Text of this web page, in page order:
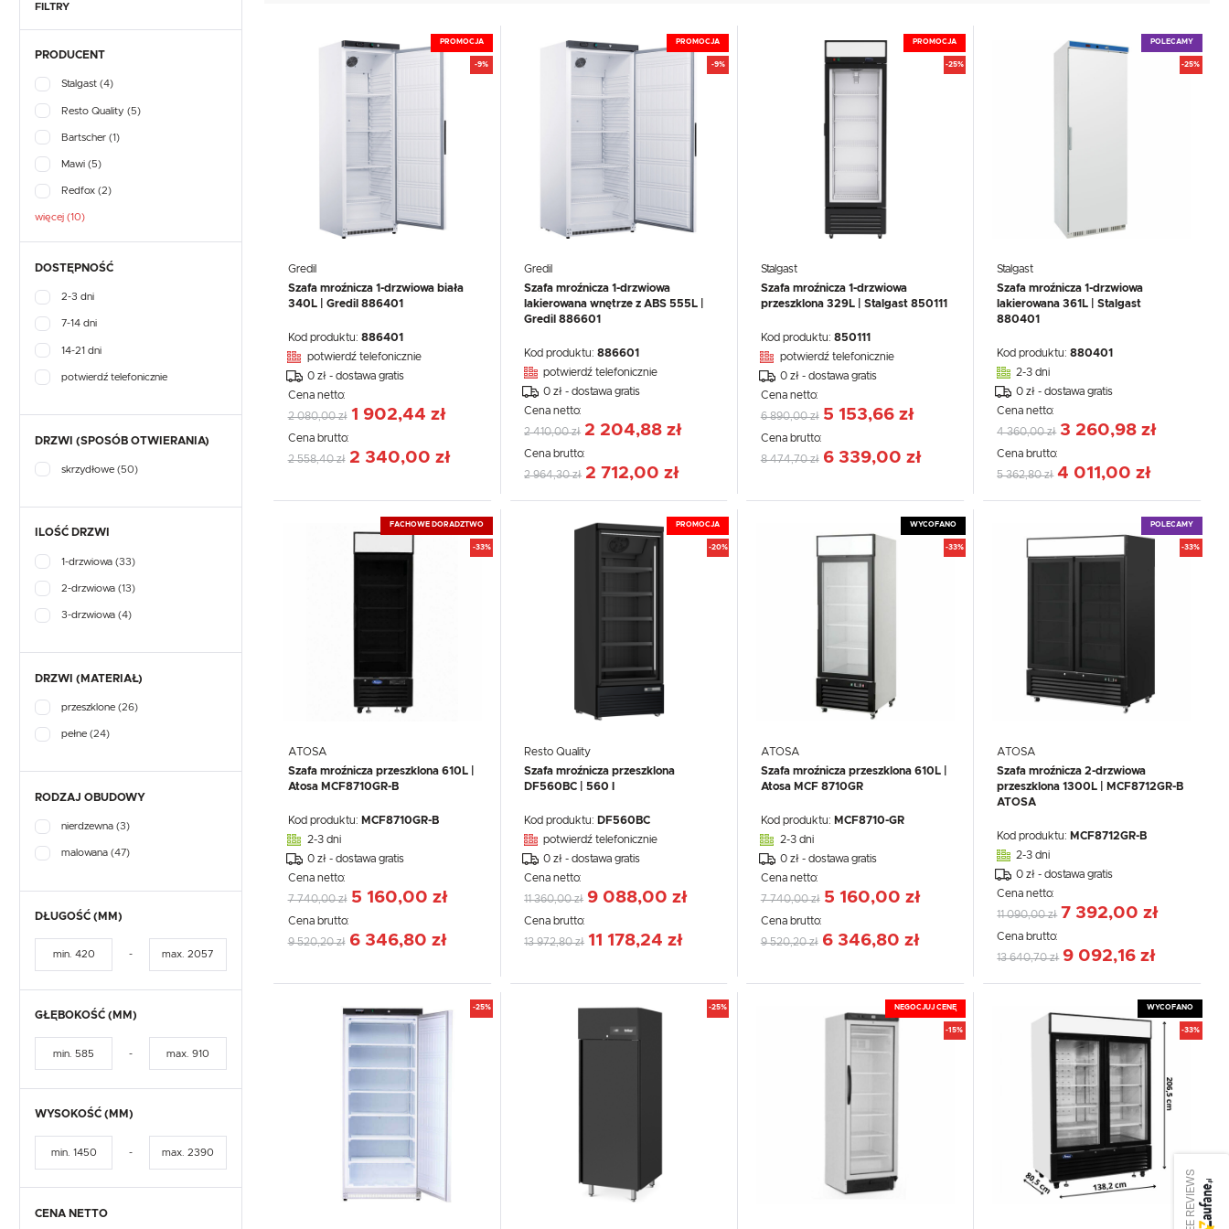
KUCHENNE
PRZECHOWYWANIE I
WYPOSAŻENIE
GASTRONOMICZNE
TRANSPORT
WYPOSAŻENIE
SKLEPÓW
FILTRY
PRODUCENT
Stalgast (4)
Resto Quality (5)
Bartscher (1)
Mawi (5)
Redfox (2)
więcej (10)
DOSTĘPNOŚĆ
2-3 dni
7-14 dni
14-21 dni
potwierdź telefonicznie
DRZWI (SPOSÓB OTWIERANIA)
skrzydłowe (50)
ILOŚĆ DRZWI
1-drzwiowa (33)
2-drzwiowa (13)
3-drzwiowa (4)
DRZWI (MATERIAŁ)
przeszklone (26)
pełne (24)
RODZAJ OBUDOWY
nierdzewna (3)
malowana (47)
DŁUGOŚĆ (MM)
-
GŁĘBOKOŚĆ (MM)
-
WYSOKOŚĆ (MM)
-
CENA NETTO
PROMOCJA
-9%
Gredil
Szafa mroźnicza 1-drzwiowa biała
340L | Gredil 886401
Kod produktu: 886401
potwierdź telefonicznie
0 zł - dostawa gratis
Cena netto:
2 080,00 zł 1 902,44 zł
Cena brutto:
2 558,40 zł 2 340,00 zł
PROMOCJA
-9%
Gredil
Szafa mroźnicza 1-drzwiowa
lakierowana wnętrze z ABS 555L |
Gredil 886601
Kod produktu:886601
potwierdź telefonicznie
0 zł - dostawa gratis
Cena netto:
2 410,00 zł 2 204,88 zł
Cena brutto:
2 964,30 zł 2 712,00 zł
PROMOCJA
-25%
Stalgast
Szafa mroźnicza 1-drzwiowa
przeszklona 329L | Stalgast 850111
Kod produktu: 850111
potwierdź telefonicznie
0 zł - dostawa gratis
Cena netto:
6 890,00 zł 5 153,66 zł
Cena brutto:
8 474,70 zł 6 339,00 zł
POLECAMY
-25%
Stalgast
Szafa mroźnicza 1-drzwiowa
lakierowana 361L | Stalgast
880401
Kod produktu:880401
2-3 dni
0 zł - dostawa gratis
Cena netto:
4 360,00 zł 3 260,98 zł
Cena brutto:
5 362,80 zł 4 011,00 zł
FACHOWE DORADZTWO
-33%
ATOSA
Szafa mroźnicza przeszklona 610L |
Atosa MCF8710GR-B
Kod produktu: MCF8710GR-B
2-3 dni
0 zł - dostawa gratis
Cena netto:
7 740,00 zł 5 160,00 zł
Cena brutto:
9 520,20 zł 6 346,80 zł
PROMOCJA
-20%
Resto Quality
Szafa mroźnicza przeszklona
DF560BC | 560 l
Kod produktu: DF560BC
potwierdź telefonicznie
0 zł - dostawa gratis
Cena netto:
11 360,00 zł 9 088,00 zł
Cena brutto:
13 972,80 zł 11 178,24 zł
WYCOFANO
-33%
ATOSA
Szafa mroźnicza przeszklona 610L |
Atosa MCF 8710GR
Kod produktu: MCF8710-GR
2-3 dni
0 zł - dostawa gratis
Cena netto:
7 740,00 zł 5 160,00 zł
Cena brutto:
9 520,20 zł 6 346,80 zł
POLECAMY
-33%
ATOSA
Szafa mroźnicza 2-drzwiowa
przeszklona 1300L | MCF8712GR-B
ATOSA
Kod produktu: MCF8712GR-B
2-3 dni
0 zł - dostawa gratis
Cena netto:
11 090,00 zł 7 392,00 zł
Cena brutto:
13 640,70 zł 9 092,16 zł
-25% -25% NEGOCJUJ CENĘ
-15%
WYCOFANO
-33%
SEE REVIEWS